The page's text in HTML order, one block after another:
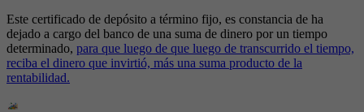
Este certificado de depósito a término fijo, es constancia de ha
dejado a cargo del banco de una suma de dinero por un tiempo
determinado, para que luego de que luego de transcurrido el tiempo,
reciba el dinero que invirtió, más una suma producto de la
rentabilidad.